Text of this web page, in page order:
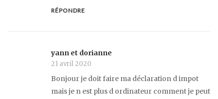
RÉPONDRE
yann et dorianne
21 avril 2020
Bonjour je doit faire ma déclaration d impot
mais je n est plus d ordinateur comment je peut